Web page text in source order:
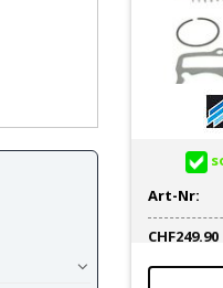
Art-Nr:
CHF249.90